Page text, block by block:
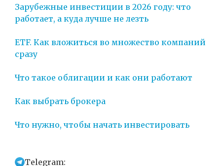
Зарубежные инвестиции в 2026 году: что
работает, а куда лучше не лезть
ETF. Как вложиться во множество компаний
сразу
Что такое облигации и как они работают
Как выбрать брокера
Что нужно, чтобы начать инвестировать
Telegram: